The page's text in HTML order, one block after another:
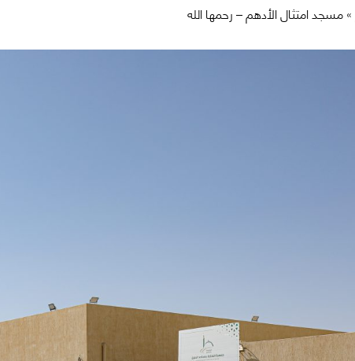
»مسجد امتثال الأدهم – رحمها الله